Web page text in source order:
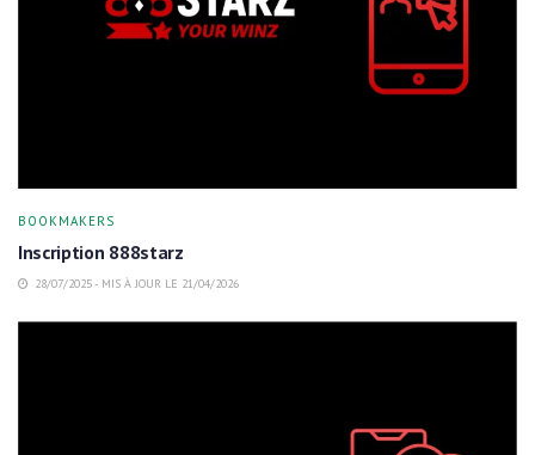
BOOKMAKERS
Inscription 888starz
28/07/2025 - MIS À JOUR LE 21/04/2026